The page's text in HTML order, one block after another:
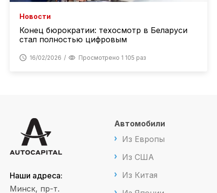
Новости
Конец бюрократии: техосмотр в Беларуси
стал полностью цифровым
16/02/2026 Просмотрено 1 105 раз
Наши адреса:
Минск, пр-т.
Автомобили
Из Европы
Из США
Из Китая